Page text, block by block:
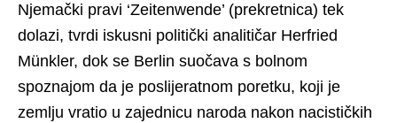
Njemački pravi ‘Zeitenwende’ (prekretnica) tek
dolazi, tvrdi iskusni politički analitičar Herfried
Münkler, dok se Berlin suočava s bolnom
spoznajom da je poslijeratnom poretku, koji je
zemlju vratio u zajednicu naroda nakon nacističkih